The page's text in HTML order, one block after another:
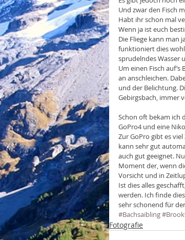
Und zwar den Fisch
Habt ihr schon mal
Wenn ja ist euch
Die Fliege kann man
funktioniert dies
sprudelndes Wasser
Um einen Fisch
an anschleichen.
und der Belichtung.
Gebirgsbach, immer
Schon oft bekam ich
GoPro4 und eine
Zur GoPro gibt es
kann sehr gut
auch gut geeignet.
Moment der, wenn
Vorsicht und in
Ist dies alles
werden. Ich finde
sehr schonend für
#Bachsaibling
Fotografie